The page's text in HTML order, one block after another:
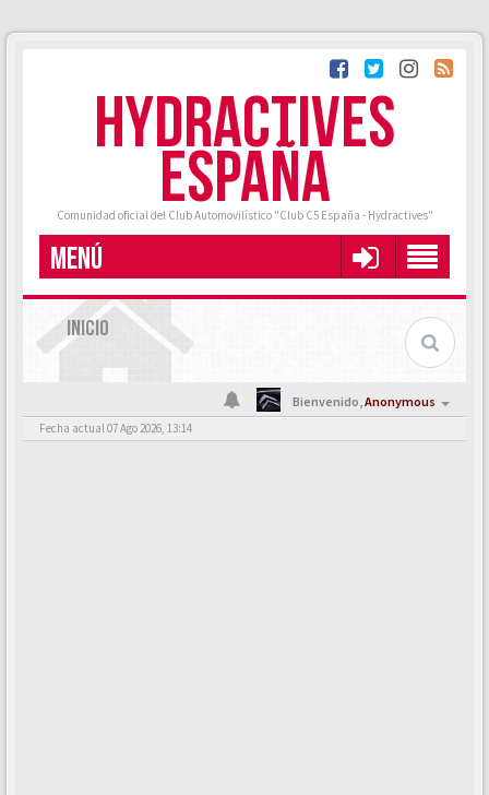
HYDRACTIVES
ESPAÑA
Comunidad oficial del Club Automovilístico "Club C5 España - Hydractives"
MENÚ
INICIO
Bienvenido,Anonymous
Fecha actual 07 Ago 2026, 13:14